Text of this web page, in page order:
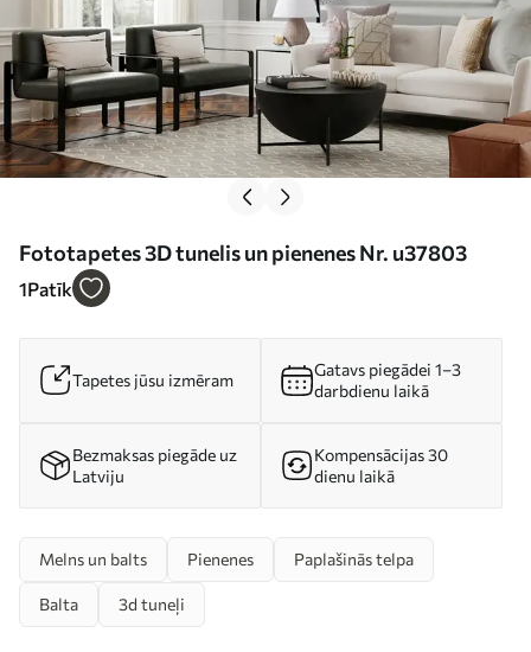
Fototapetes 3D tunelis un pienenes Nr. u37803
1Patīk
Tapetes jūsu izmēram
Gatavs piegādei 1–3
darbdienu laikā
Bezmaksas piegāde uz
Latviju
Kompensācijas 30
dienu laikā
Melns un balts Pienenes Paplašinās telpa
Balta 3d tuneļi